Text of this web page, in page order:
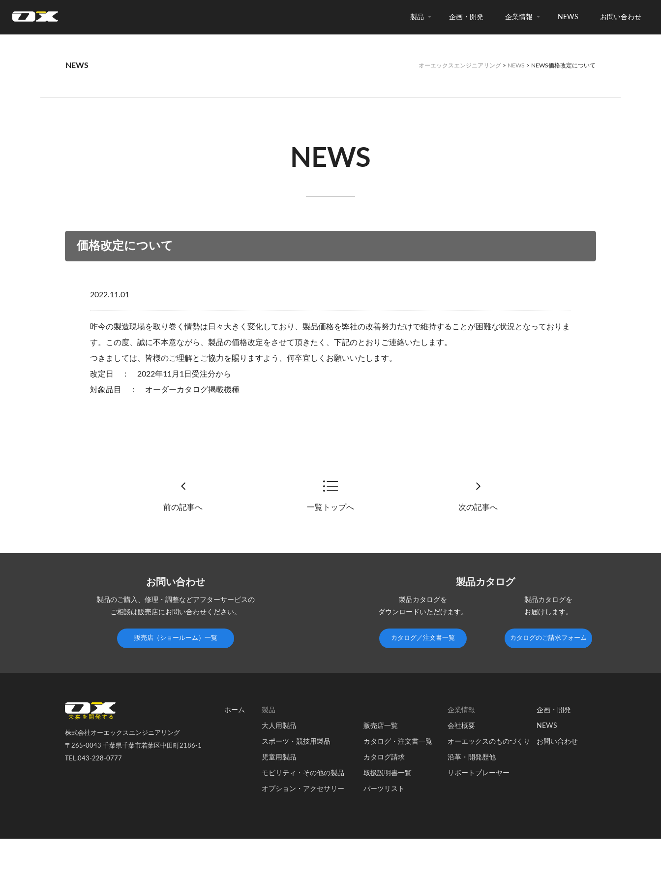
製品 企画・開発 企業情報 NEWS お問い合わせ
NEWS オーエックスエンジニアリング> NEWS > NEWS価格改定について
NEWS
価格改定について
2022.11.01
昨今の製造現場を取り巻く情勢は日々大きく変化しており、製品価格を弊社の改善努力だけで維持することが困難な状況となっておりま
す。この度、誠に不本意ながら、製品の価格改定をさせて頂きたく、下記のとおりご連絡いたします。
つきましては、皆様のご理解とご協力を賜りますよう、何卒宜しくお願いいたします。
改定日 ： 2022年11月1日受注分から
対象品目 ： オーダーカタログ掲載機種
前の記事へ 一覧トップへ 次の記事へ
お問い合わせ
製品のご購入、修理・調整などアフターサービスの
ご相談は販売店にお問い合わせください。
販売店（ショールーム）一覧
製品カタログ
製品カタログを
ダウンロードいただけます。
カタログ／注文書一覧
製品カタログを
お届けします。
カタログのご請求フォーム
ホーム 製品
大人用製品
スポーツ・競技用製品
児童用製品
モビリティ・その他の製品
オプション・アクセサリー
販売店一覧
カタログ・注文書一覧
カタログ請求
取扱説明書一覧
パーツリスト
企業情報
会社概要
オーエックスのものづくり
沿革・開発歴他
サポートプレーヤー
企画・開発
NEWS
お問い合わせ
株式会社オーエックスエンジニアリング
〒265-0043 千葉県千葉市若葉区中田町2186-1
TEL.043-228-0777